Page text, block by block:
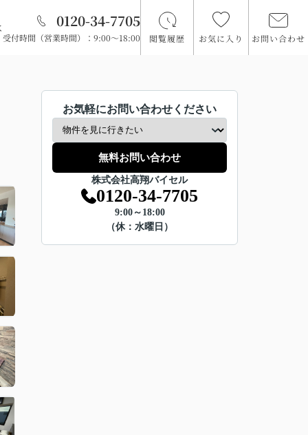
0120-34-7705
受付時間（営業時間）：9:00～18:00 閲覧履歴 お気に入り お問い合わせ
お気軽にお問い合わせください
無料お問い合わせ
株式会社高翔バイセル
0120-34-7705
9:00～18:00
（休：水曜日）